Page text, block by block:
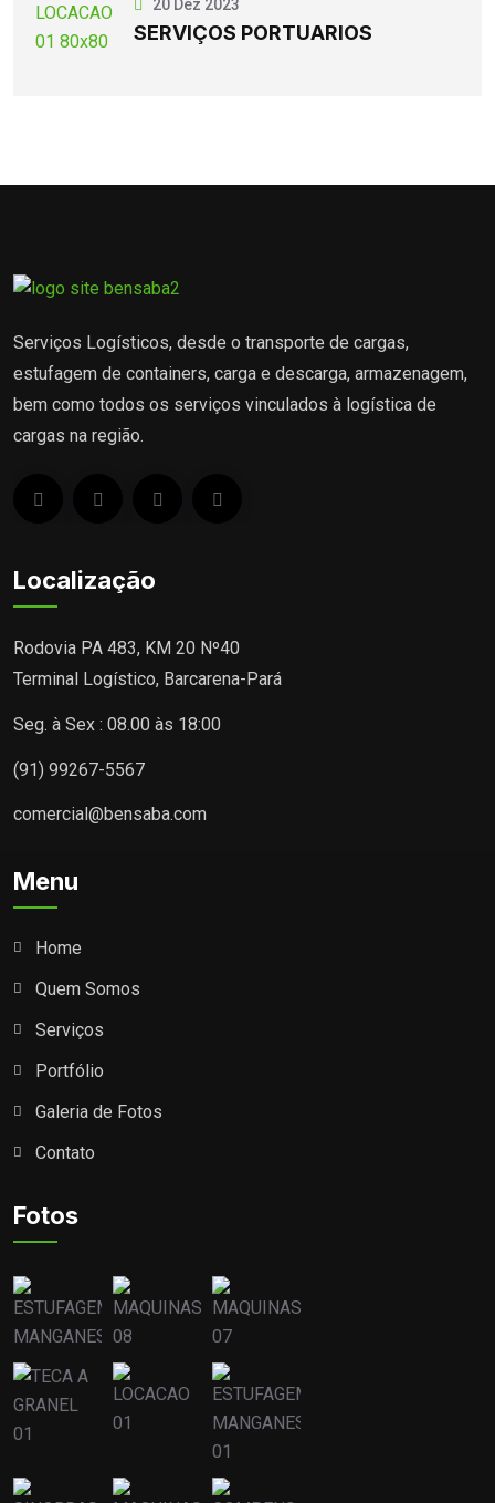
20 Dez 2023
SERVIÇOS PORTUARIOS
Serviços Logísticos, desde o transporte de cargas,
estufagem de containers, carga e descarga, armazenagem,
bem como todos os serviços vinculados à logística de
cargas na região.
Localização
Rodovia PA 483, KM 20 Nº40
Terminal Logístico, Barcarena-Pará
Seg. à Sex : 08.00 às 18:00
(91) 99267-5567
comercial@bensaba.com
Menu
Home
Quem Somos
Serviços
Portfólio
Galeria de Fotos
Contato
Fotos